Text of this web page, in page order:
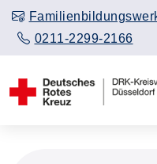
0211-2299-2166